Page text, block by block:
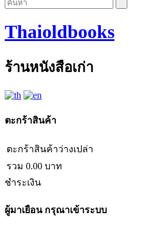
Thaioldbooks
ร้านหนังสือเก่า
ตะกร้าสินค้า
ตะกร้าสินค้าว่างเปล่า
รวม 0.00 บาท
ชำระเงิน
ผู้มาเยือนกรุณาเข้าระบบ